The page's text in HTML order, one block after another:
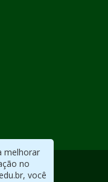
melhorar
no
você